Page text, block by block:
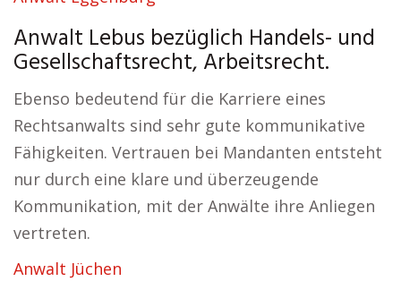
Anwalt Lebus bezüglich Handels- und
Gesellschaftsrecht, Arbeitsrecht.
Ebenso bedeutend für die Karriere eines
Rechtsanwalts sind sehr gute kommunikative
Fähigkeiten. Vertrauen bei Mandanten entsteht
nur durch eine klare und überzeugende
Kommunikation, mit der Anwälte ihre Anliegen
vertreten.
Anwalt Jüchen